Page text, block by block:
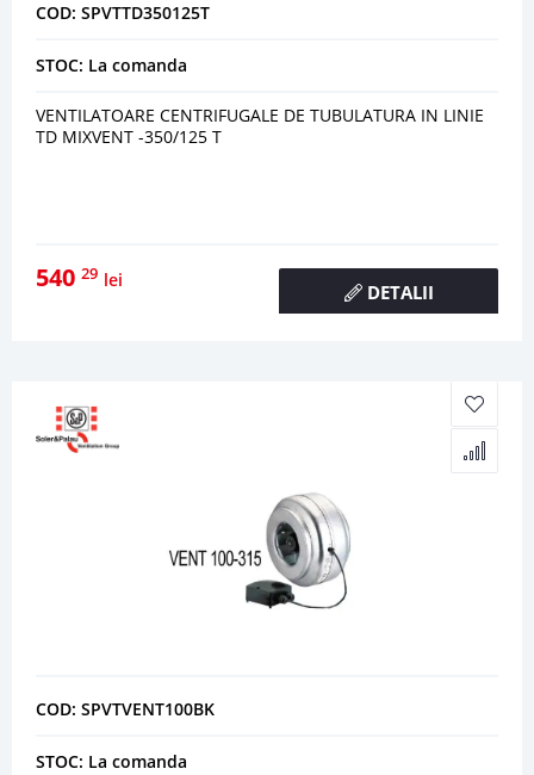
COD: SPVTTD350125T
STOC: La comanda
VENTILATOARE CENTRIFUGALE DE TUBULATURA IN LINIE
TD MIXVENT -350/125 T
540 29 lei
DETALII
COD: SPVTVENT100BK
STOC: La comanda